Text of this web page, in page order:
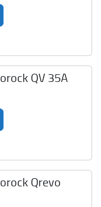
QV 35A
Qrevo